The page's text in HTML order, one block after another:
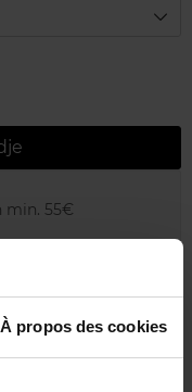
À propos des cookies
min. 55€